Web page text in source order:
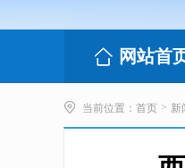
网站首
当前位置： 首页 > 新